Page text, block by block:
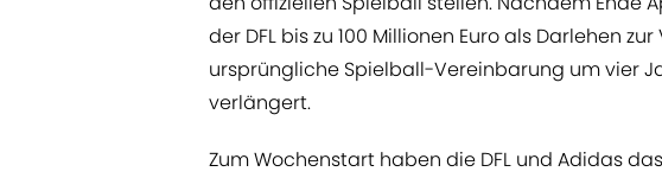
der DFL bis zu 100 Millionen Euro als Darlehen
ursprüngliche Spielball-Vereinbarung um vier
verlängert.
Zum Wochenstart haben die DFL und Adidas